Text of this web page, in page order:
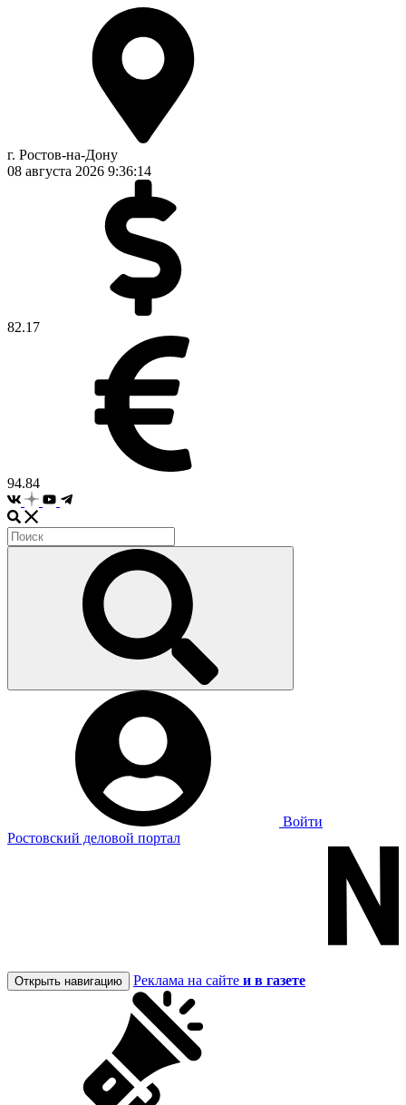
г. Ростов-на-Дону
08 августа 2026 9:36:14
82.17
94.84
Войти
Ростовский деловой портал
Открыть навигацию Реклама на сайте и в газете